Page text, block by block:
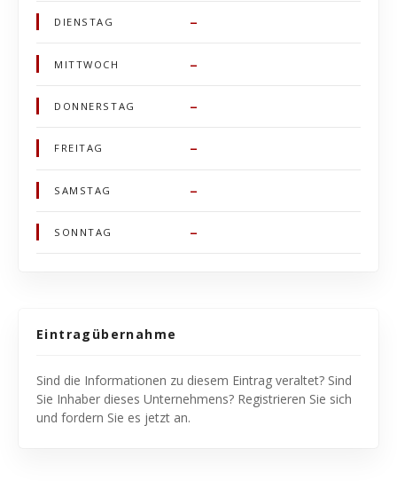
DIENSTAG –
MITTWOCH –
DONNERSTAG –
FREITAG –
SAMSTAG –
SONNTAG –
Eintragübernahme
Sind die Informationen zu diesem Eintrag veraltet? Sind
Sie Inhaber dieses Unternehmens? Registrieren Sie sich
und fordern Sie es jetzt an.